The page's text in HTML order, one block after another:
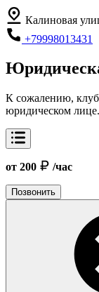
Калиновая
+79998013431
К сожалению,
юридическом лице.
от 200 /час
Позвонить